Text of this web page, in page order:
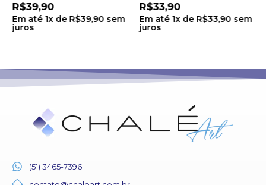
R$39,90
Em até 1x de R$39,90 sem
juros
R$33,90
Em até 1x de R$33,90 sem
juros
(51) 3465-7396